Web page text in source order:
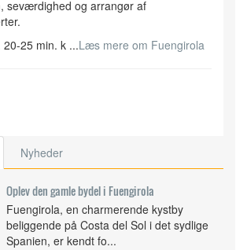
seværdighed og arrangør af
25 min. k ...Læs mere om Fuengirola
Nyheder
Oplev den gamle bydel i Fuengirola
Fuengirola, en charmerende kystby
beliggende på Costa del Sol i det sydlige
Spanien, er kendt fo...